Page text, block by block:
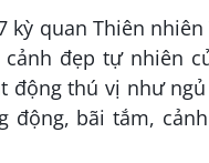
kỳ quan Thiên
đẹp tự nhiên
động thú vị như
động, bãi tắm,